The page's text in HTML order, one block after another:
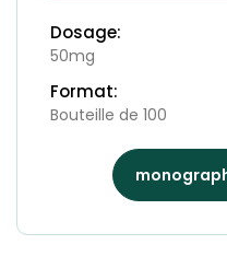
Dosage:
50mg
Format:
Bouteille de 100